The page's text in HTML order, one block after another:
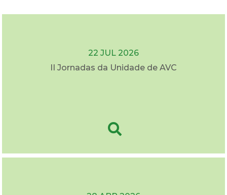
22 JUL 2026
II Jornadas da Unidade de AVC